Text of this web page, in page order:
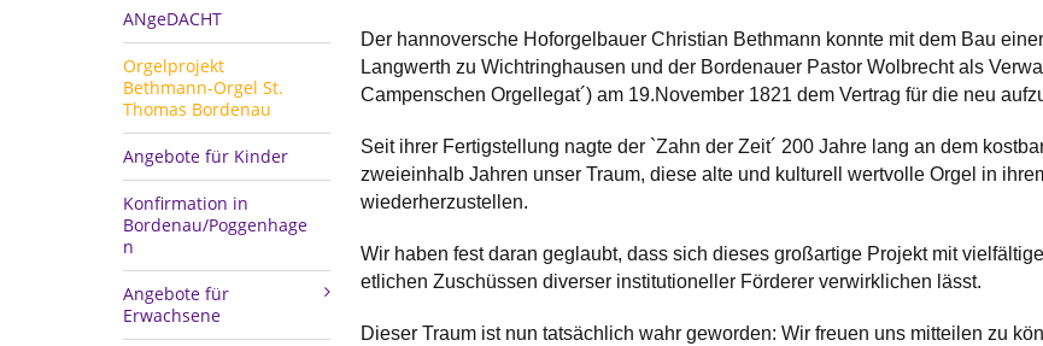
ANgeDACHT
Orgelprojekt
Bethmann-Orgel St.
Thomas Bordenau
Angebote für Kinder
Konfirmation in
Bordenau/Poggenhage
n
Angebote für
Erwachsene
Der hannoversche Hoforgelbauer Christian Bethmann konnte mit dem Bau
Langwerth zu Wichtringhausen und der Bordenauer Pastor Wolbrecht als
Campenschen Orgellegat´) am 19.November 1821 dem Vertrag für die neu
Seit ihrer Fertigstellung nagte der `Zahn der Zeit´ 200 Jahre lang an dem
zweieinhalb Jahren unser Traum, diese alte und kulturell wertvolle Orgel in
wiederherzustellen.
Wir haben fest daran geglaubt, dass sich dieses großartige Projekt mit
etlichen Zuschüssen diverser institutioneller Förderer verwirklichen lässt.
Dieser Traum ist nun tatsächlich wahr geworden: Wir freuen uns mitteilen zu